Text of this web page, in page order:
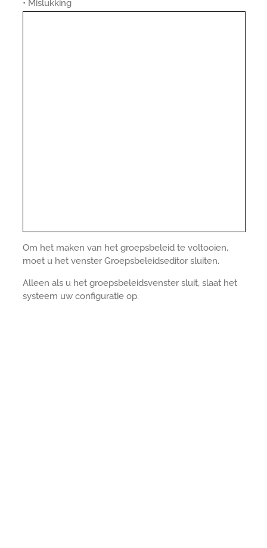
• Mislukking
Om het maken van het groepsbeleid te voltooien,
moet u het venster Groepsbeleidseditor sluiten.
Alleen als u het groepsbeleidsvenster sluit, slaat het
systeem uw configuratie op.